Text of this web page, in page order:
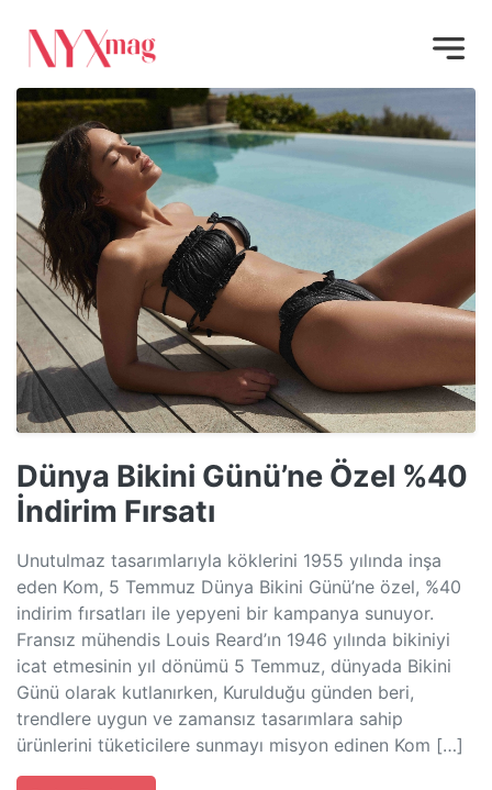
Dünya Bikini Günü’ne Özel %40
İndirim Fırsatı
Unutulmaz tasarımlarıyla köklerini 1955 yılında inşa
eden Kom, 5 Temmuz Dünya Bikini Günü’ne özel, %40
indirim fırsatları ile yepyeni bir kampanya sunuyor.
Fransız mühendis Louis Reard’ın 1946 yılında bikiniyi
icat etmesinin yıl dönümü 5 Temmuz, dünyada Bikini
Günü olarak kutlanırken, Kurulduğu günden beri,
trendlere uygun ve zamansız tasarımlara sahip
ürünlerini tüketicilere sunmayı misyon edinen Kom […]